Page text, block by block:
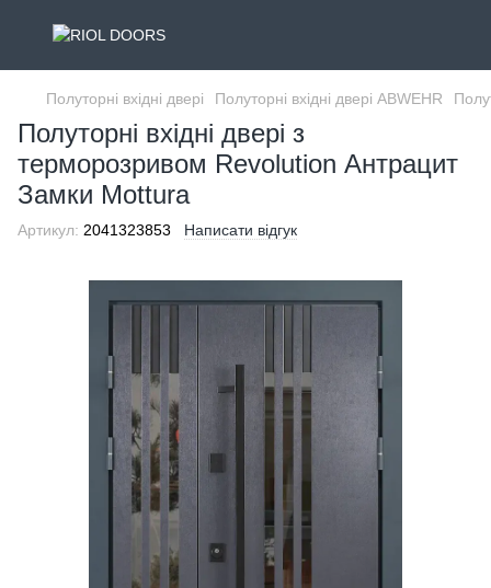
Полуторні вхідні двері Полуторні вхідні двері ABWEHR
Полуторні вхідні двері з
терморозривом Revolution Антрацит
Замки Mottura
Артикул: 2041323853 Написати відгук